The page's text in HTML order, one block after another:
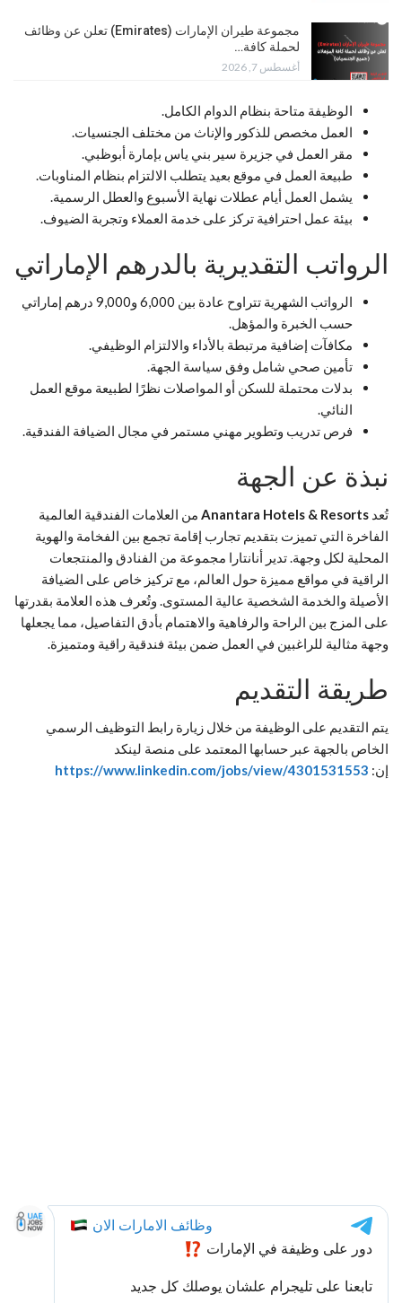
مجموعة طيران الإمارات (Emirates) تعلن عن وظائف
لحملة كافة…
أغسطس 7, 2026
الوظيفة متاحة بنظام الدوام الكامل.
العمل مخصص للذكور والإناث من مختلف الجنسيات.
مقر العمل في جزيرة سير بني ياس بإمارة أبوظبي.
طبيعة العمل في موقع بعيد يتطلب الالتزام بنظام المناوبات.
يشمل العمل أيام عطلات نهاية الأسبوع والعطل الرسمية.
بيئة عمل احترافية تركز على خدمة العملاء وتجربة الضيوف.
الرواتب التقديرية بالدرهم الإماراتي
الرواتب الشهرية تتراوح عادة بين 6,000 و9,000 درهم إماراتي
حسب الخبرة والمؤهل.
مكافآت إضافية مرتبطة بالأداء والالتزام الوظيفي.
تأمين صحي شامل وفق سياسة الجهة.
بدلات محتملة للسكن أو المواصلات نظرًا لطبيعة موقع العمل
النائي.
فرص تدريب وتطوير مهني مستمر في مجال الضيافة الفندقية.
نبذة عن الجهة
تُعد Anantara Hotels & Resorts من العلامات الفندقية العالمية
الفاخرة التي تميزت بتقديم تجارب إقامة تجمع بين الفخامة والهوية
المحلية لكل وجهة. تدير أنانتارا مجموعة من الفنادق والمنتجعات
الراقية في مواقع مميزة حول العالم، مع تركيز خاص على الضيافة
الأصيلة والخدمة الشخصية عالية المستوى. وتُعرف هذه العلامة بقدرتها
على المزج بين الراحة والرفاهية والاهتمام بأدق التفاصيل، مما يجعلها
وجهة مثالية للراغبين في العمل ضمن بيئة فندقية راقية ومتميزة.
طريقة التقديم
يتم التقديم على الوظيفة من خلال زيارة رابط التوظيف الرسمي
الخاص بالجهة عبر حسابها المعتمد على منصة لينكد
إن: https://www.linkedin.com/jobs/view/4301531553